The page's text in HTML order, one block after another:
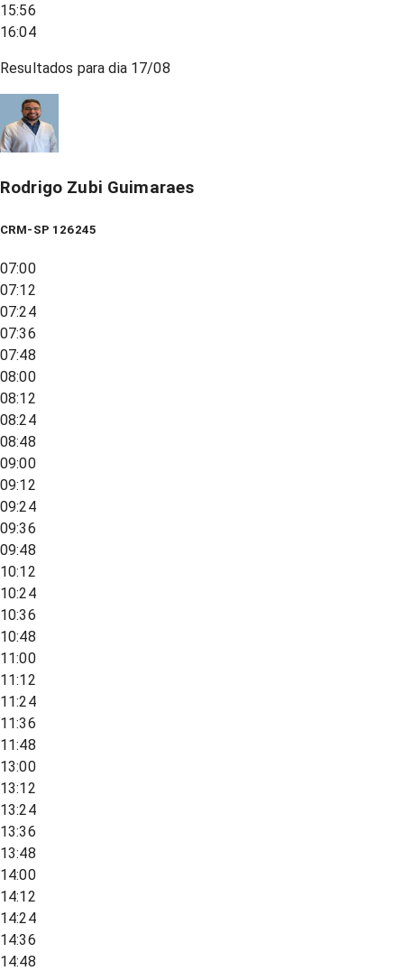
15:56
16:04
Resultados para dia 17/08
Rodrigo Zubi Guimaraes
CRM-SP 126245
07:00
07:12
07:24
07:36
07:48
08:00
08:12
08:24
08:48
09:00
09:12
09:24
09:36
09:48
10:12
10:24
10:36
10:48
11:00
11:12
11:24
11:36
11:48
13:00
13:12
13:24
13:36
13:48
14:00
14:12
14:24
14:36
14:48